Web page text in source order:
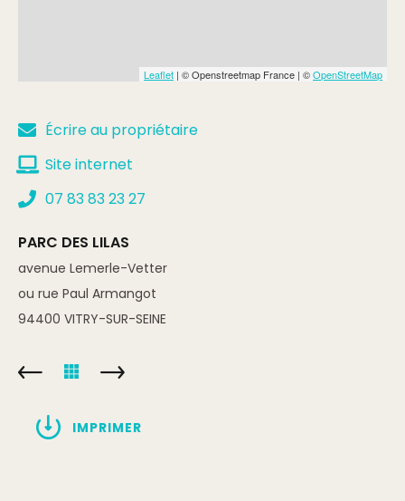
Leaflet | © Openstreetmap France | ©OpenStreetMap
Écrire au propriétaire
Site internet
07 83 83 23 27
PARC DES LILAS
avenue Lemerle-Vetter
ou rue Paul Armangot
94400 VITRY-SUR-SEINE
IMPRIMER